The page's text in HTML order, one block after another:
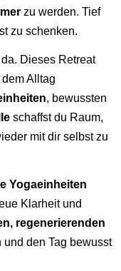
zu werden. Tief
zu schenken.
da. Dieses Retreat
Alltag
, bewussten
schaffst du Raum,
mit dir selbst zu
Yogaeinheiten
Klarheit und
regenerierenden
den Tag bewusst